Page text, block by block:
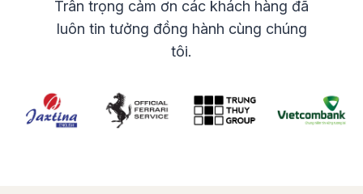
Trân trọng cảm ơn các khách hàng đã
luôn tin tưởng đồng hành cùng chúng
tôi.